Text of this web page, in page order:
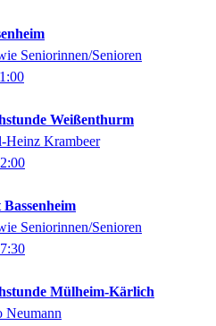
Seniorinnen/Senioren
Weißenthurm
Heinz Krambeer
Seniorinnen/Senioren
Mülheim-Kärlich
Neumann